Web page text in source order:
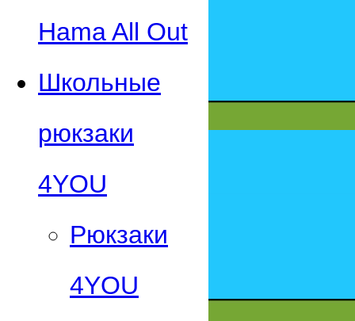
Hama All Out
Школьные
рюкзаки
4YOU
Рюкзаки
4YOU